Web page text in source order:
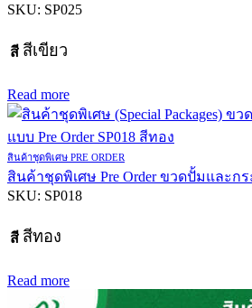
SKU: SP025
สี สีเขียว
Read more
สินค้าชุดพิเศษ PRE ORDER
สินค้าชุดพิเศษ Pre Order ขวดปั้มและกร
SKU: SP018
สี สีทอง
Read more